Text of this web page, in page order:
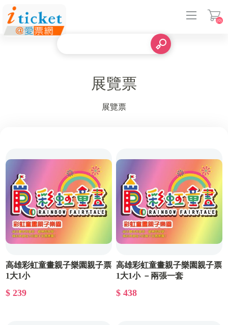
(0)
展覽票
展覽票
高雄彩虹童畫親子樂園親子票
1大1小
$ 239
高雄彩虹童畫親子樂園親子票
1大1小 －兩張一套
$ 438